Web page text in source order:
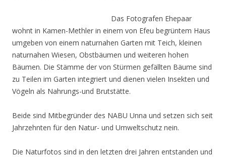
Das Fotografen Ehepaar
wohnt in Kamen-Methler in einem von Efeu begrüntem Haus
umgeben von einem naturnahen Garten mit Teich, kleinen
naturnahen Wiesen, Obstbäumen und weiteren hohen
Bäumen. Die Stämme der von Stürmen gefällten Bäume sind
zu Teilen im Garten integriert und dienen vielen Insekten und
Vögeln als Nahrungs-und Brutstätte.
Beide sind Mitbegründer des NABU Unna und setzen sich seit
Jahrzehnten für den Natur- und Umweltschutz nein.
Die Naturfotos sind in den letzten drei Jahren entstanden und